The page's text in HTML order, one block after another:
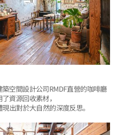
空間設計公司RMDF直營的咖啡廳
資源回收素材，
出對於大自然的深度反思。